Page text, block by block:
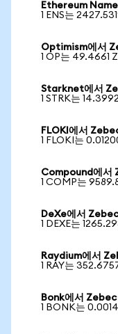
Ethereum
1 ENS는
Optimism에서
1 OP는 49.4661
Starknet에서
1 STRK는
FLOKI에서
1 FLOKI는
Compound에
1 COMP는
DeXe에서
1 DEXE는
Raydium에서
1 RAY는
Bonk에서
1 BONK는